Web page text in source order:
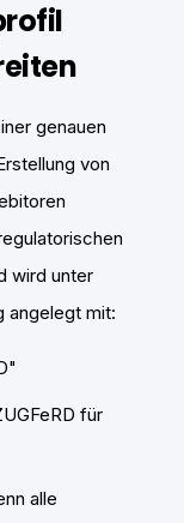
genauen
von
wird unter
angelegt mit:
für
alle